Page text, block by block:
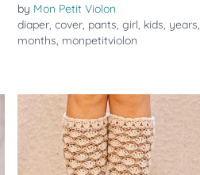
by Mon Petit Violon
diaper,cover, pants,girl, kids, years,
months, monpetitviolon